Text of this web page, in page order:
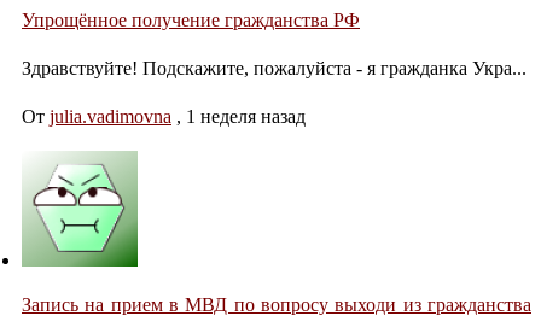
Упрощённое получение гражданства РФ
Здравствуйте! Подскажите, пожалуйста - я гражданка Укра...
От julia.vadimovna , 1 неделя назад
Запись на прием в МВД по вопросу выходи из гражданства